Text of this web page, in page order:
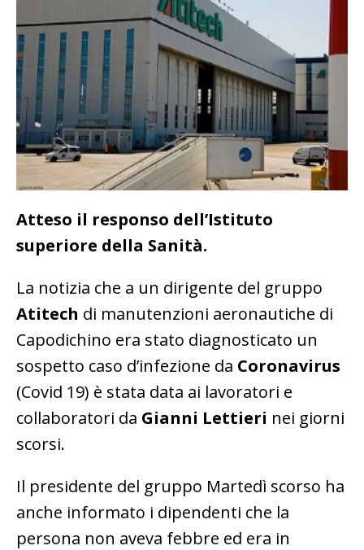
Atteso il responso dell’Istituto
superiore della Sanità.
La notizia che a un dirigente del gruppo
Atitech di manutenzioni aeronautiche di
Capodichino era stato diagnosticato un
sospetto caso d’infezione da Coronavirus
(Covid 19) è stata data ai lavoratori e
collaboratori da Gianni Lettieri nei giorni
scorsi.
Il presidente del gruppo Martedì scorso ha
anche informato i dipendenti che la
persona non aveva febbre ed era in